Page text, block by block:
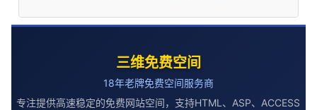
三维免费空间
18年老牌免费空间服务商
专注提供高速稳定的免费网站空间，支持HTML、ASP、ACCESS